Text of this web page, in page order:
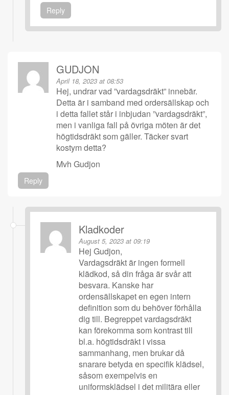
Reply
GUDJON
April 18, 2023 at 08:53
Hej, undrar vad ”vardagsdräkt” innebär.
Detta är i samband med ordersällskap och
i detta fallet står i inbjudan ”vardagsdräkt”,
men i vanliga fall på övriga möten är det
högtidsdräkt som gäller. Täcker svart
kostym detta?
Mvh Gudjon
Reply
Kladkoder
August 5, 2023 at 09:19
Hej Gudjon,
Vardagsdräkt är ingen formell
klädkod, så din fråga är svår att
besvara. Kanske har
ordensällskapet en egen intern
definition som du behöver förhålla
dig till. Begreppet vardagsdräkt
kan förekomma som kontrast till
bl.a. högtidsdräkt i vissa
sammanhang, men brukar då
snarare betyda en specifik klädsel,
såsom exempelvis en
uniformsklädsel i det militära eller